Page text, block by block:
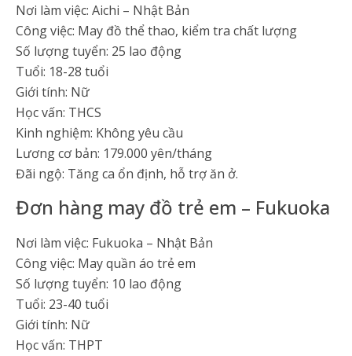
Nơi làm việc: Aichi – Nhật Bản
Công việc: May đồ thể thao, kiểm tra chất lượng
Số lượng tuyển: 25 lao động
Tuổi: 18-28 tuổi
Giới tính: Nữ
Học vấn: THCS
Kinh nghiệm: Không yêu cầu
Lương cơ bản: 179.000 yên/tháng
Đãi ngộ: Tăng ca ổn định, hỗ trợ ăn ở.
Đơn hàng may đồ trẻ em – Fukuoka
Nơi làm việc: Fukuoka – Nhật Bản
Công việc: May quần áo trẻ em
Số lượng tuyển: 10 lao động
Tuổi: 23-40 tuổi
Giới tính: Nữ
Học vấn: THPT